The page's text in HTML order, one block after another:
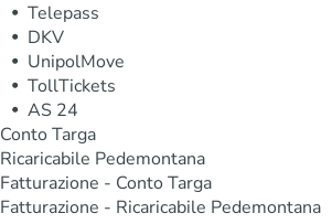
Telepass
DKV
UnipolMove
TollTickets
AS 24
Conto Targa
Ricaricabile Pedemontana
Fatturazione - Conto Targa
Fatturazione - Ricaricabile Pedemontana